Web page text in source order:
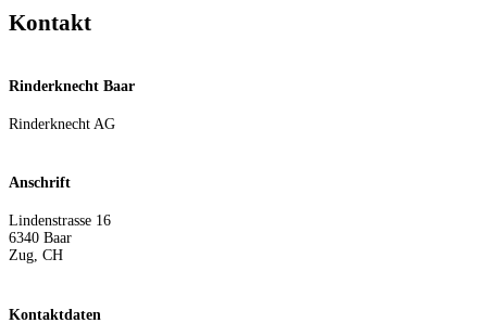
Kontakt
Rinderknecht Baar
Rinderknecht AG
Anschrift
Lindenstrasse 16
6340 Baar
Zug CH
Kontaktdaten